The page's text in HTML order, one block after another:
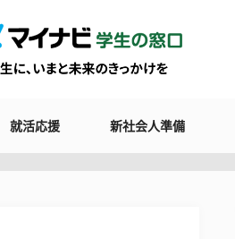
就活応援 新社会人準備